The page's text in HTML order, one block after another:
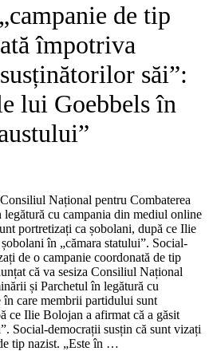
de tip
împotriva
săi”:
lui Goebbels în
Național pentru Combaterea
cu campania din mediul online
portretizați ca șobolani, după ce Ilie
în „cămara statului”. Social-
de o campanie coordonată de tip
că va sesiza Consiliul Național
și Parchetul în legătură cu
care membrii partidului sunt
ce Ilie Bolojan a afirmat că a găsit
Social-democrații susțin că sunt vizați
tip nazist. „Este în …